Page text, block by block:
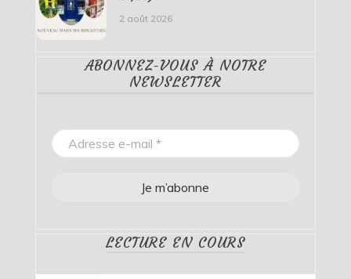
2 août 2026
ABONNEZ-VOUS À NOTRE
NEWSLETTER
LECTURE EN COURS